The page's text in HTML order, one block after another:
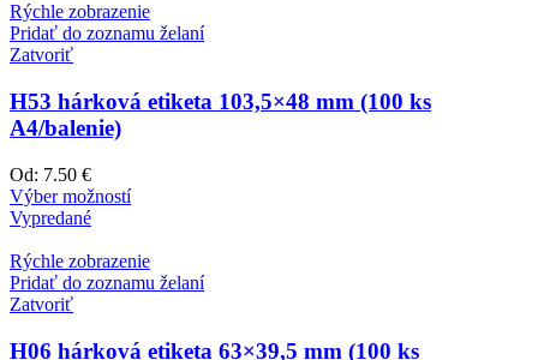
Rýchle zobrazenie
Pridať do zoznamu želaní
Zatvoriť
H53 hárková etiketa 103,5×48 mm (100 ks
A4/balenie)
Od: 7.50 €
Výber možností
Vypredané
Rýchle zobrazenie
Pridať do zoznamu želaní
Zatvoriť
H06 hárková etiketa 63×39,5 mm (100 ks